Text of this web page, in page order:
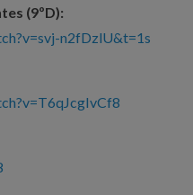
(9ºD):
n2fDzlU&t=1s